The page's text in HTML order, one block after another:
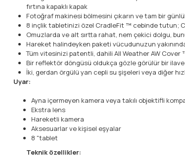
fırtına kapaklı kapak
Fotoğraf makinesi bölmesini çıkarın ve tam bir
8 inçlik tabletinizi özel CradleFit ™ cebinde tutun;
Omuzlarda ve alt sırtta rahat, nem çekici dolgu,
Hareket halindeyken paketi vücudunuzun
Tüm vitesinizi patentli, dahili All Weather AW
Bir reflektör döngüsü oldukça gözle görülür bir
İki, gerdan örgülü yan cepli su şişeleri veya diğer
Uyar:
Ayna içermeyen kamera veya takılı objektifli
Ekstra lens
Hareketli kamera
Aksesuarlar ve kişisel eşyalar
8 "tablet
Teknik özellikler: